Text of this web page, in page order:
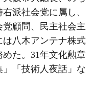
派社会党に属し、
顧問、民主社会主
八木アンテナ株式
た。31年文化勲章
「技術人夜話」な